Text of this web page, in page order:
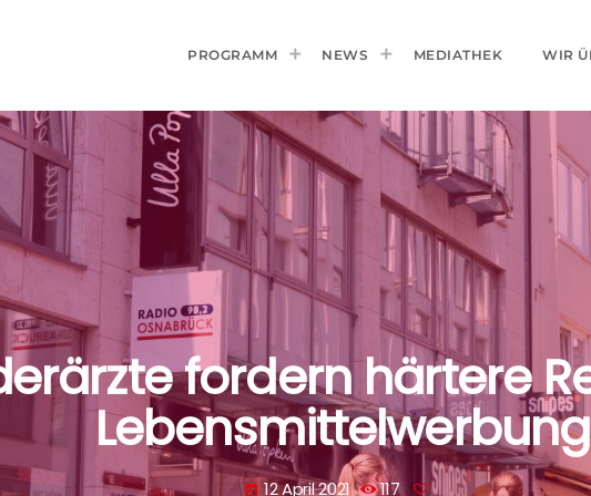
PROGRAMM NEWS MEDIATHEK WIR
fordern härtere
Lebensmittelwerbung
today 12 April 2021 117